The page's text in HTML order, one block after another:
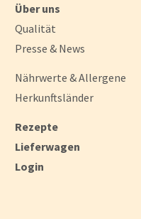
Über uns
Qualität
Presse & News
Nährwerte & Allergene
Herkunftsländer
Rezepte
Lieferwagen
Login